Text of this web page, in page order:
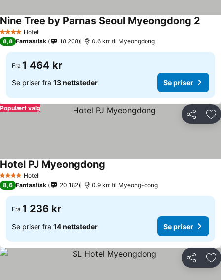
4 StjernerHotell
Nine Tree by Parnas Seoul Myeongdong 2
8,8 Fantastisk 18 208 0.6 km til Myeongdong
Fra 1 464 kr
Se priser fra 13 nettsteder Se priser
Del
Populært valg
4 StjernerHotell
Hotel PJ Myeongdong
8,6 Fantastisk 20 182 0.9 km til Myeong-dong
Fra 1 236 kr
Se priser fra 14 nettsteder Se priser
Del